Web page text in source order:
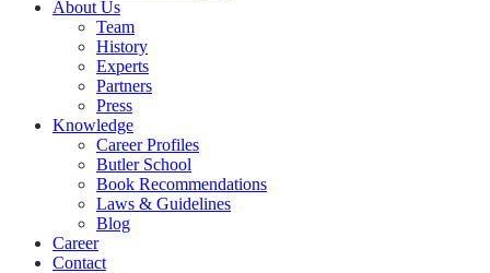
About Us
Team
History
Experts
Partners
Press
Knowledge
Career Profiles
Butler School
Book Recommendations
Laws & Guidelines
Blog
Career
Contact